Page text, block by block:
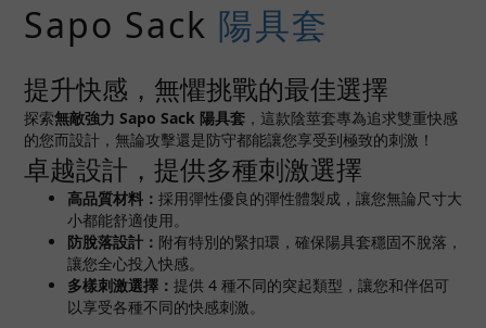
Sapo Sack 陽具套
提升快感，無懼挑戰的最佳選擇
探索無敵強力 Sapo Sack 陽具套 ，這款陰莖套專為追求雙重快感
的您而設計，無論攻擊還是防守都能讓您享受到極致的刺激！
卓越設計，提供多種刺激選擇
高品質材料： 採用彈性優良的彈性體製成，讓您無論尺寸大
小都能舒適使用。
防脫落設計： 附有特別的緊扣環，確保陽具套穩固不脫落，
讓您全心投入快感。
多樣刺激選擇： 提供 4 種不同的突起類型，讓您和伴侶可
以享受各種不同的快感刺激。